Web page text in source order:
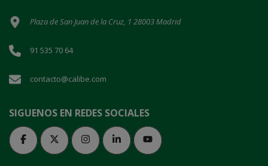
Plaza de San Juan de la Cruz, 1 28003 Madrid
91 535 70 64
contacto@calibe.com
SIGUENOS EN REDES SOCIALES